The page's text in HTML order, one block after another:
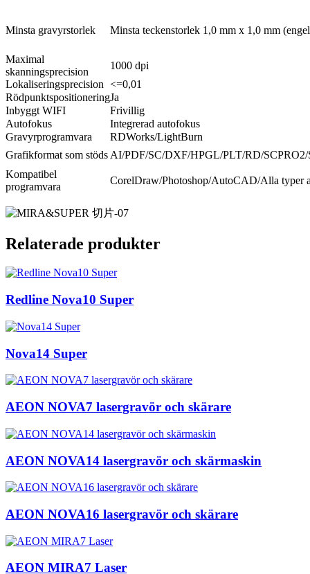
Minsta gravyrstorlek Minsta teckenstorlek 1,0 mm x 1,0 mm
Maximal
skanningsprecision
1000 dpi
Lokaliseringsprecision <=0,01
RödpunktspositioneringJa
Inbyggt WIFI
Frivillig
Autofokus
Integrerad autofokus
Gravyrprogramvara
RDWorks/LightBurn
Grafikformat som stöds AI/PDF/SC/DXF/HPGL/PLT/RD/
Kompatibel
programvara
CorelDraw/Photoshop/AutoCAD/Alla typer
Relaterade produkter
Redline Nova10 Super
Nova14 Super
AEON NOVA7 lasergravör och skärare
AEON NOVA14 lasergravör och skärmaskin
AEON NOVA16 lasergravör och skärare
AEON MIRA7 Laser